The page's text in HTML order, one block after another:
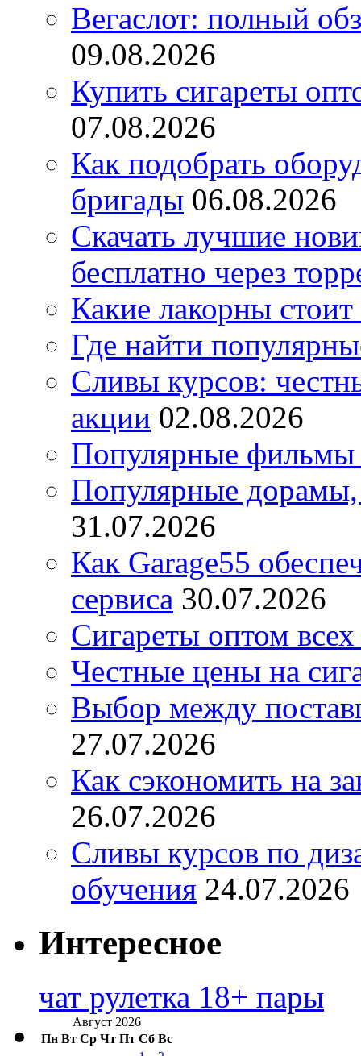
Вегаслот: полный
09.08.2026
Купить сигареты
07.08.2026
Как подобрать
бригады 06.08.2026
Скачать лучшие
бесплатно через
Какие лакорны стоит
Где найти
Сливы курсов:
акции 02.08.2026
Популярные фильмы
Популярные дорамы,
31.07.2026
Как Garage55
сервиса 30.07.2026
Сигареты оптом
Честные цены на
Выбор между
27.07.2026
Как сэкономить на
26.07.2026
Сливы курсов по
обучения 24.07.2026
Интересное
чат рулетка 18+ пары
Август 2026
Пн Вт Ср Чт Пт Сб Вс